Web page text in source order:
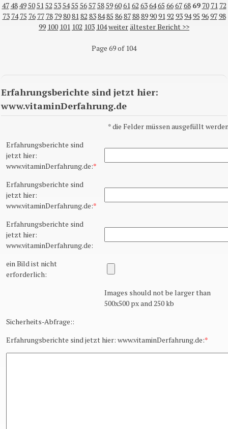
474849505152 535455 56575859606162 636465 666768 69 70 71 72
73 74 75 76 77 78 79808182 838485 86878889909192 939495 969798
99 100 101 102 103 104weiterältester Bericht >>
Page 69 of 104
Erfahrungsberichte sind jetzt hier:
www.vitaminDerfahrung.de
*die Felder müssen ausgefüllt
Erfahrungsberichte sind
jetzt hier:
www.vitaminDerfahrung.de:*
Erfahrungsberichte sind
jetzt hier:
www.vitaminDerfahrung.de:*
Erfahrungsberichte sind
jetzt hier:
www.vitaminDerfahrung.de:
ein Bild ist nicht
erforderlich:
Images should not be larger than
500x500 px and 250 kb
Sicherheits-Abfrage::
Erfahrungsberichte sind jetzt hier: www.vitaminDerfahrung.de:*